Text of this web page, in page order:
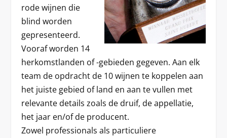
rode wijnen die
blind worden
gepresenteerd.
Vooraf worden 14
herkomstlanden of -gebieden gegeven. Aan elk
team de opdracht de 10 wijnen te koppelen aan
het juiste gebied of land en aan te vullen met
relevante details zoals de druif, de appellatie,
het jaar en/of de producent.
Zowel professionals als particuliere